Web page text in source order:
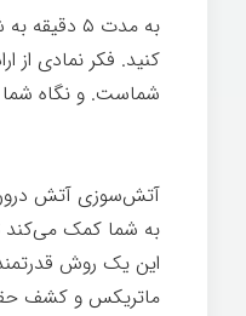
به مدت ۵
کنید. فکر نمادی از
شماست. و نگاه
آتش‌سوزی آتش
به شما کمک می‌کند
این یک روش
ماتریکس و کشف